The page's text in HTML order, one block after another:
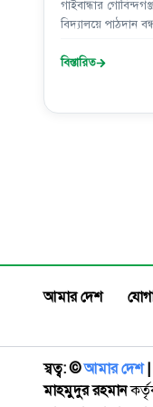
গাইবান্ধার
বিদ্যালয়ে পাঠদান বন্ধ রেখে টানা
বিস্তারিত
আমার দেশ
স্বত্ব: ©️আমার দেশ|
মাহমুদুর রহমান